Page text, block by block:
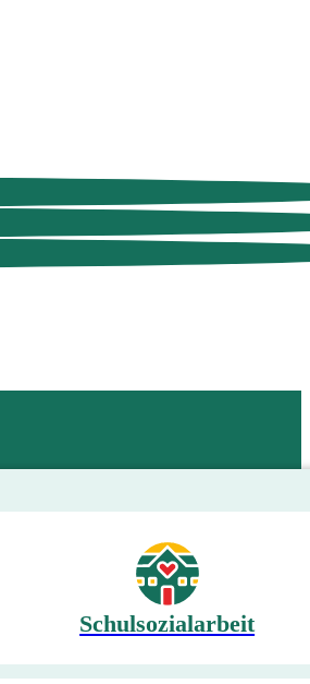
Schulsozialarbeit